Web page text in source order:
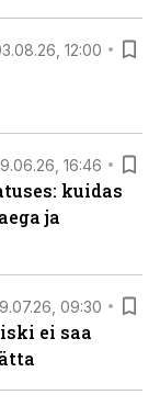
12:00
16:46
kuidas
ja
09:30
ei saa